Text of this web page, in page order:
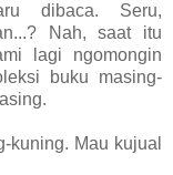
dibaca. Seru,
Nah, saat itu
lagi ngomongin
buku masing-
kuning. Mau kujual